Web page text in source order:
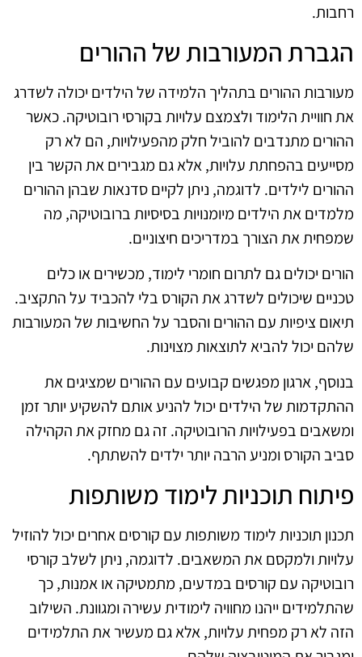
רחבות.
הגברת המעורבות של ההורים
מעורבות ההורים בתהליך הלמידה של הילדים יכולה לשדרג
את חוויית הלימוד ולצמצם עלויות בקורסי רובוטיקה. כאשר
ההורים מתנדבים להוביל חלק מהפעילויות, הם לא רק
מסייעים בהפחתת עלויות, אלא גם מגבירים את הקשר בין
ההורים לילדים. לדוגמה, ניתן לקיים סדנאות שבהן ההורים
מלמדים את הילדים מיומנויות בסיסיות ברובוטיקה, מה
שמפחית את הצורך במדריכים חיצוניים.
הורים יכולים גם לתרום חומרי לימוד, מכשירים או כלים
טכניים שיכולים לשדרג את הקורס בלי להכביד על התקציב.
תיאום ציפיות עם ההורים והסבר על החשיבות של המעורבות
שלהם יכול להביא לתוצאות מצוינות.
בנוסף, ארגון מפגשים קבועים עם ההורים שמציגים את
ההתקדמות של הילדים יכול להניע אותם להשקיע יותר זמן
ומשאבים בפעילויות הרובוטיקה. זה גם מחזק את הקהילה
סביב הקורס ומניע הרבה יותר ילדים להשתתף.
פיתוח תוכניות לימוד משותפות
תכנון תוכניות לימוד משותפות עם קורסים אחרים יכול להוזיל
עלויות ולמקסם את המשאבים. לדוגמה, ניתן לשלב קורסי
רובוטיקה עם קורסים במדעים, מתמטיקה או אמנות, כך
שהתלמידים ייהנו מחוויה לימודית עשירה ומגוונת. השילוב
הזה לא רק מפחית עלויות, אלא גם מעשיר את התלמידים